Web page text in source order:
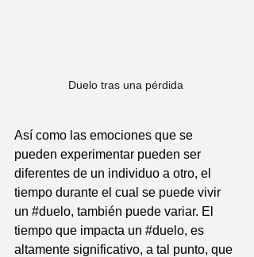
Duelo tras una pérdida
Así como las emociones que se
pueden experimentar pueden ser
diferentes de un individuo a otro, el
tiempo durante el cual se puede vivir
un #duelo, también puede variar. El
tiempo que impacta un #duelo, es
altamente significativo, a tal punto, que